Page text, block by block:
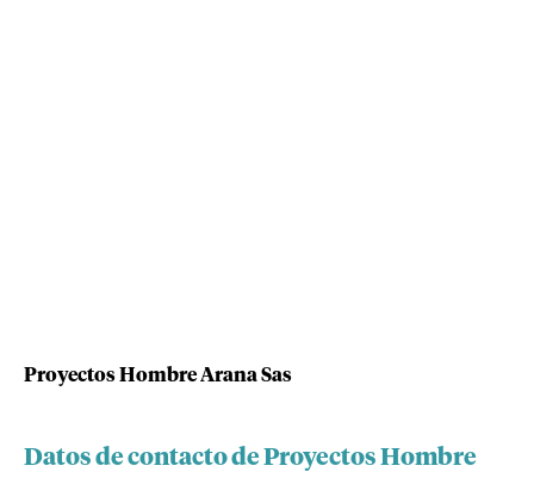
Proyectos Hombre Arana Sas
Datos de contacto de Proyectos Hombre